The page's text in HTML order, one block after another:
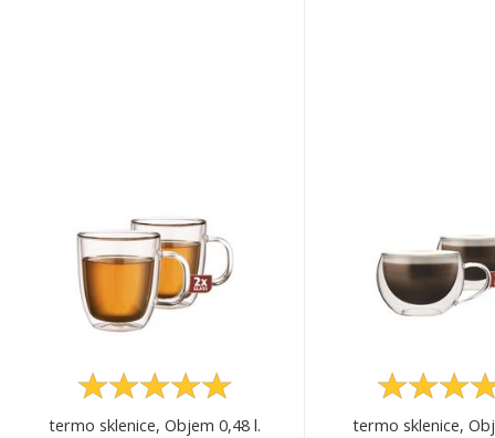
termo sklenice, Objem 0,48 l. termo sklenice,